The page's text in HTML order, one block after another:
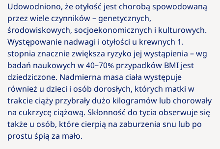
Udowodniono, że otyłość jest chorobą spowodowaną
przez wiele czynników – genetycznych,
środowiskowych, socjoekonomicznych i kulturowych.
Występowanie nadwagi i otyłości u krewnych 1.
stopnia znacznie zwiększa ryzyko jej wystąpienia – wg
badań naukowych w 40–70% przypadków BMI jest
dziedziczone. Nadmierna masa ciała występuje
również u dzieci i osób dorosłych, których matki w
trakcie ciąży przybrały dużo kilogramów lub chorowały
na cukrzycę ciążową. Skłonność do tycia obserwuje się
także u osób, które cierpią na zaburzenia snu lub po
prostu śpią za mało.